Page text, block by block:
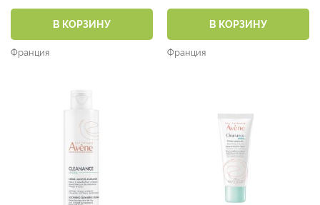
В КОРЗИНУ
Франция
В КОРЗИНУ
Франция